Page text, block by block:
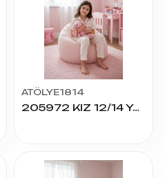
ATÖLYE1814
205972 KIZ 12/14 YAŞ K.KOL PİJAMA TAKIM